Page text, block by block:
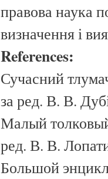
правова наука
визначення і
References:
Сучасний
за ред. В. В.
Малый
ред. В. В.
Большой